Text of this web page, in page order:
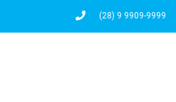
(28) 9 9909-9999